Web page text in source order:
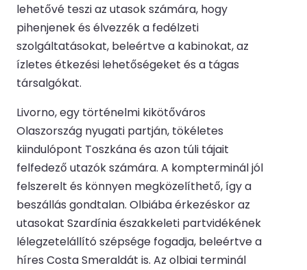
lehetővé teszi az utasok számára, hogy
pihenjenek és élvezzék a fedélzeti
szolgáltatásokat, beleértve a kabinokat, az
ízletes étkezési lehetőségeket és a tágas
társalgókat.
Livorno, egy történelmi kikötőváros
Olaszország nyugati partján, tökéletes
kiindulópont Toszkána és azon túli tájait
felfedező utazók számára. A kompterminál jól
felszerelt és könnyen megközelíthető, így a
beszállás gondtalan. Olbiába érkezéskor az
utasokat Szardínia északkeleti partvidékének
lélegzetelállító szépsége fogadja, beleértve a
híres Costa Smeraldát is. Az olbiai terminál